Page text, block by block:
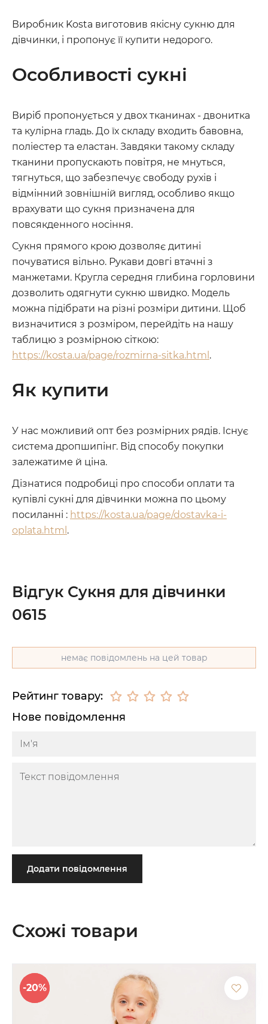
Виробник Kosta виготовив якісну сукню для
дівчинки, і пропонує її купити недорого.
Особливості сукні
Виріб пропонується у двох тканинах - двонитка
та кулірна гладь. До їх складу входить бавовна,
поліестер та еластан. Завдяки такому складу
тканини пропускають повітря, не мнуться,
тягнуться, що забезпечує свободу рухів і
відмінний зовнішній вигляд, особливо якщо
врахувати що сукня призначена для
повсякденного носіння.
Сукня прямого крою дозволяє дитині
почуватися вільно. Рукави довгі втачні з
манжетами. Кругла середня глибина горловини
дозволить одягнути сукню швидко. Модель
можна підібрати на різні розміри дитини. Щоб
визначитися з розміром, перейдіть на нашу
таблицю з розмірною сіткою:
https://kosta.ua/page/rozmirna-sitka.html .
Як купити
У нас можливий опт без розмірних рядів. Існує
система дропшипінг. Від способу покупки
залежатиме й ціна.
Дізнатися подробиці про способи оплати та
купівлі сукні для дівчинки можна по цьому
посиланні : https://kosta.ua/page/dostavka-i-
oplata.html .
Відгук Сукня для дівчинки
0615
немає повідомлень на цей товар
Рейтинг товару:
Нове повідомлення
Додати повідомлення
Схожі товари
-20%